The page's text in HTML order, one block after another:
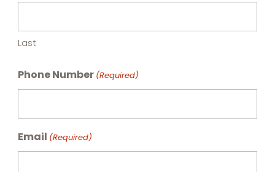
Last
Phone Number (Required)
Email (Required)